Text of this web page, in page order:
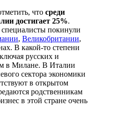
что среди
достигает 25%.
покинули
, Великобритании,
В какой-то степени
русских и
в Милане. В Италии
сектора экономики
в открытом
родственникам
в этой стране очень